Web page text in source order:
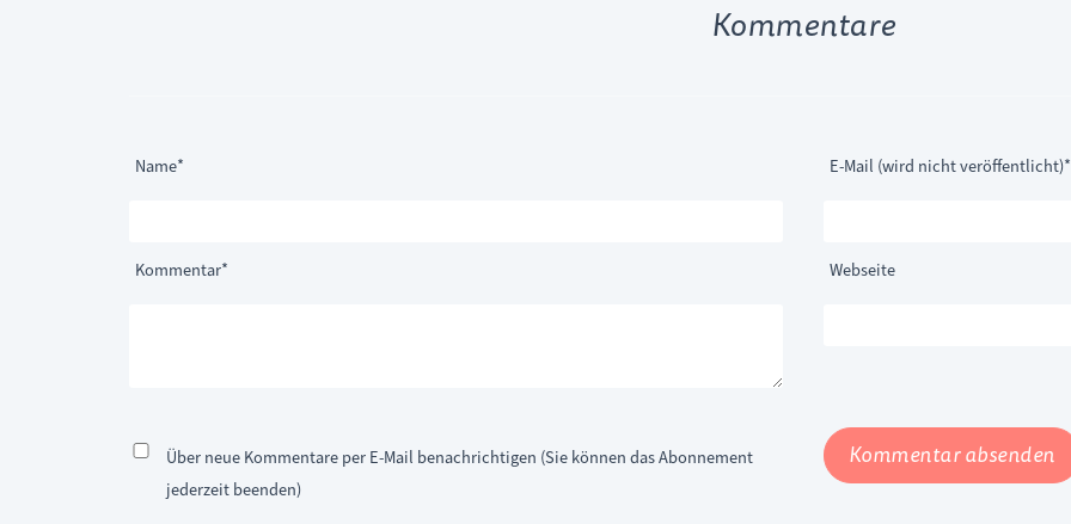
Kommentare
Pflichtfeld
Name* Pflichtfeld
E-Mail (wird nicht veröffentlicht)*
Webseite
Pflichtfeld
Kommentar*
Über neue Kommentare per E-Mail benachrichtigen (Sie können das Abonnement
jederzeit beenden)
Kommentar absenden